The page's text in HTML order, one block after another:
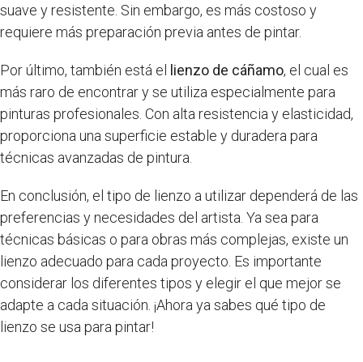
suave y resistente. Sin embargo, es más costoso y
requiere más preparación previa antes de pintar.
Por último, también está el lienzo de cáñamo, el cual es
más raro de encontrar y se utiliza especialmente para
pinturas profesionales. Con alta resistencia y elasticidad,
proporciona una superficie estable y duradera para
técnicas avanzadas de pintura.
En conclusión, el tipo de lienzo a utilizar dependerá de las
preferencias y necesidades del artista. Ya sea para
técnicas básicas o para obras más complejas, existe un
lienzo adecuado para cada proyecto. Es importante
considerar los diferentes tipos y elegir el que mejor se
adapte a cada situación. ¡Ahora ya sabes qué tipo de
lienzo se usa para pintar!